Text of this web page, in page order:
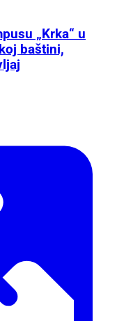
„Krka“ u
baštini,